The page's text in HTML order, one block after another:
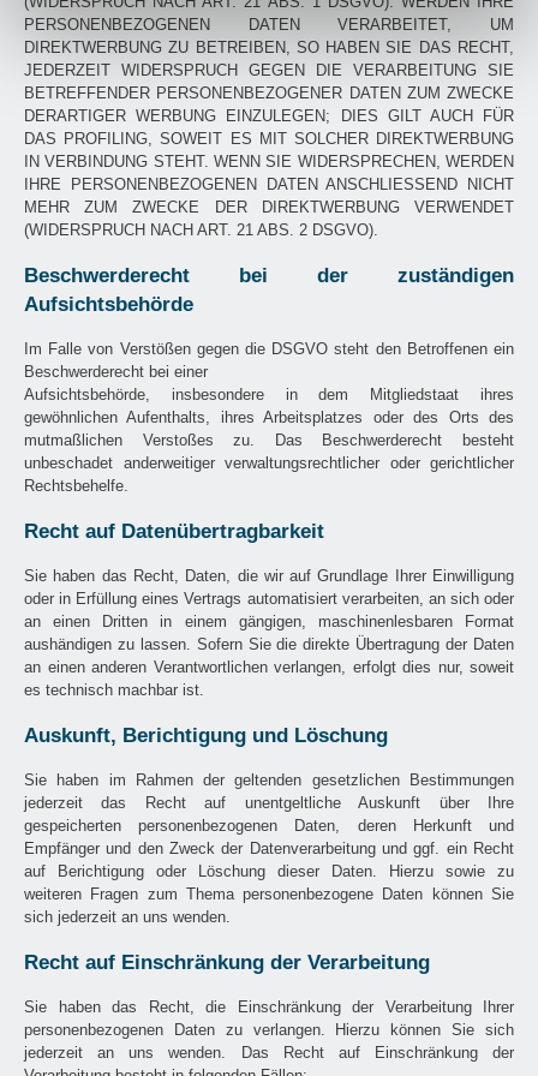
PERSONENBEZOGENEN DATEN VERARBEITET, UM
DIREKTWERBUNG ZU BETREIBEN, SO HABEN SIE DAS RECHT,
JEDERZEIT WIDERSPRUCH GEGEN DIE VERARBEITUNG SIE
BETREFFENDER PERSONENBEZOGENER DATEN ZUM ZWECKE
DERARTIGER WERBUNG EINZULEGEN; DIES GILT AUCH FÜR
DAS PROFILING, SOWEIT ES MIT SOLCHER DIREKTWERBUNG
IN VERBINDUNG STEHT. WENN SIE WIDERSPRECHEN, WERDEN
IHRE PERSONENBEZOGENEN DATEN ANSCHLIESSEND NICHT
MEHR ZUM ZWECKE DER DIREKTWERBUNG VERWENDET
(WIDERSPRUCH NACH ART. 21 ABS. 2 DSGVO).
Beschwerderecht bei der zuständigen
Aufsichtsbehörde
Im Falle von Verstößen gegen die DSGVO steht den Betroffenen ein
Beschwerderecht bei einer
Aufsichtsbehörde, insbesondere in dem Mitgliedstaat ihres
gewöhnlichen Aufenthalts, ihres Arbeitsplatzes oder des Orts des
mutmaßlichen Verstoßes zu. Das Beschwerderecht besteht
unbeschadet anderweitiger verwaltungsrechtlicher oder gerichtlicher
Rechtsbehelfe.
Recht auf Datenübertragbarkeit
Sie haben das Recht, Daten, die wir auf Grundlage Ihrer Einwilligung
oder in Erfüllung eines Vertrags automatisiert verarbeiten, an sich oder
an einen Dritten in einem gängigen, maschinenlesbaren Format
aushändigen zu lassen. Sofern Sie die direkte Übertragung der Daten
an einen anderen Verantwortlichen verlangen, erfolgt dies nur, soweit
es technisch machbar ist.
Auskunft, Berichtigung und Löschung
Sie haben im Rahmen der geltenden gesetzlichen Bestimmungen
jederzeit das Recht auf unentgeltliche Auskunft über Ihre
gespeicherten personenbezogenen Daten, deren Herkunft und
Empfänger und den Zweck der Datenverarbeitung und ggf. ein Recht
auf Berichtigung oder Löschung dieser Daten. Hierzu sowie zu
weiteren Fragen zum Thema personenbezogene Daten können Sie
sich jederzeit an uns wenden.
Recht auf Einschränkung der Verarbeitung
Sie haben das Recht, die Einschränkung der Verarbeitung Ihrer
personenbezogenen Daten zu verlangen. Hierzu können Sie sich
jederzeit an uns wenden. Das Recht auf Einschränkung der